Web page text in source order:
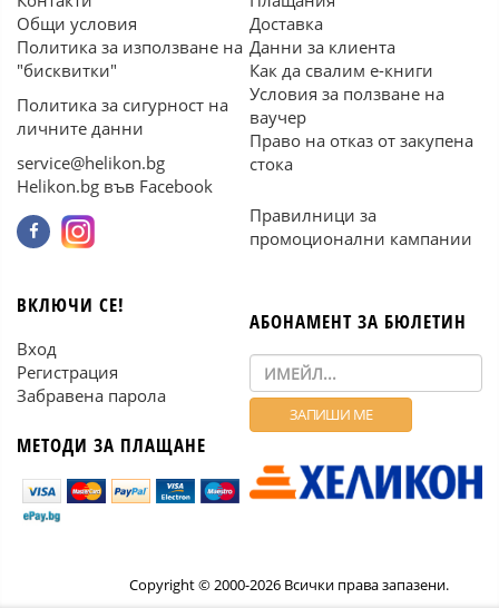
Общи условия
Политика за използване на
"бисквитки"
Политика за сигурност на
личните данни
service@helikon.bg
Helikon.bg във Facebook
Доставка
Данни за клиента
Как да свалим е-книги
Условия за ползване на
ваучер
Право на отказ от закупена
стока
Правилници за
промоционални кампании
ВКЛЮЧИ СЕ!
Вход
Регистрация
Забравена парола
МЕТОДИ ЗА ПЛАЩАНЕ
АБОНАМЕНТ ЗА БЮЛЕТИН
Copyright © 2000-2026 Всички права запазени.